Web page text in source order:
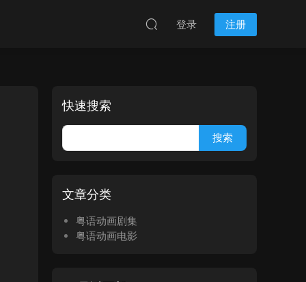
登录 注册
快速搜索
文章分类
粤语动画剧集
粤语动画电影